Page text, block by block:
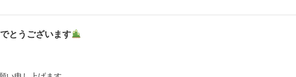
とうございます